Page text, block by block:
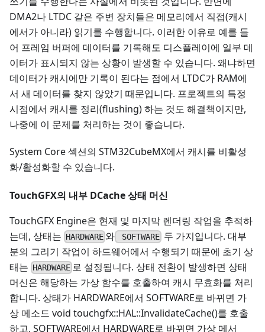
DMA2나 LTDC 같은 주변 장치들은 메모리에서 직접(캐시
에서가 아니라) 읽기를 수행합니다. 이러한 이유로 예를 들
어 프레임 버퍼에 데이터를 기록해도 디스플레이에 일부 데
이터가 표시되지 않는 상황이 발생할 수 있습니다. 왜냐하면
데이터가 캐시에만 기록이 된다는 점에서 LTDC가 RAM에
서 새 데이터를 찾지 않았기 때문입니다. 프로젝트의 특정
시점에서 캐시를 정리(flushing) 하는 것도 해결책이지만,
나중에 이 문제를 처리하는 것이 좋습니다.
System Core 섹션의 STM32CubeMX에서 캐시를 비활성
화/활성화할 수 있습니다.
TouchGFX의 내부 DCache 상태 머신
TouchGFX Engine은 현재 및 마지막 렌더링 작업을 추적하
는데, 상태는 HARDWARE 와 SOFTWARE두 가지입니다. 대부
분의 그리기 작업이 하드웨어에서 수행되기 때문에 초기 상
태는 HARDWARE 로 설정됩니다. 상태 전환이 발생하면 상태
머신은 해당하는 가상 함수를 호출하여 캐시 무효화를 처리
합니다. 상태가 HARDWARE에서 SOFTWARE로 바뀌면 가
상 메소드 void touchgfx::HAL::InvalidateCache()를 호출
하고, SOFTWARE에서 HARDWARE로 바뀌면 가상 메서